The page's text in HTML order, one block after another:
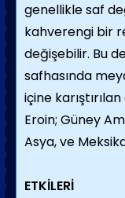
genellikle saf
kahverengi bir
değişebilir. Bu
safhasında
içine
Eroin; Güney
Asya, ve
ETKİLERİ